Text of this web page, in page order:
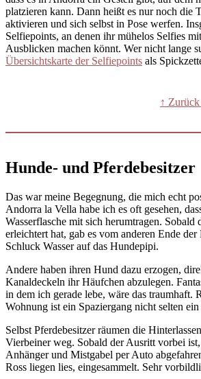
platzieren kann. Dann heißt es nur noch die
aktivieren und sich selbst in Pose werfen.
Selfiepoints, an denen ihr mühelos Selfies
Ausblicken machen könnt. Wer nicht lange
Übersichtskarte der Selfiepoints als
↑
Hunde- und Pferdebesitzer
Das war meine Begegnung, die mich echt
Andorra la Vella habe ich es oft gesehen,
Wasserflasche mit sich herumtragen. Sobald
erleichtert hat, gab es vom anderen Ende der
Schluck Wasser auf das Hundepipi.
Andere haben ihren Hund dazu erzogen,
Kanaldeckeln ihr Häufchen abzulegen.
in dem ich gerade lebe, wäre das traumhaft.
Wohnung ist ein Spaziergang nicht selten
Selbst Pferdebesitzer räumen die
Vierbeiner weg. Sobald der Ausritt vorbei
Anhänger und Mistgabel per Auto
Ross liegen lies, eingesammelt. Sehr